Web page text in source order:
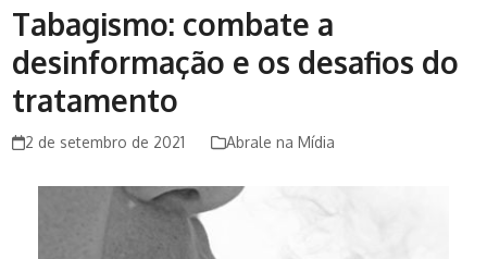
Tabagismo: combate a
desinformação e os desafios do
tratamento
2 de setembro de 2021 Abrale na Mídia